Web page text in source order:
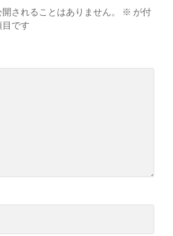
されることはありません。 ※ が付
です